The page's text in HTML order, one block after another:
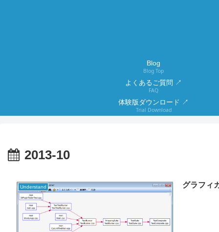
Blog
Blog Top
よくあるご質問 ↗
FAQ
体験版ダウンロード ↗
Trial Download
2013-10
Understand